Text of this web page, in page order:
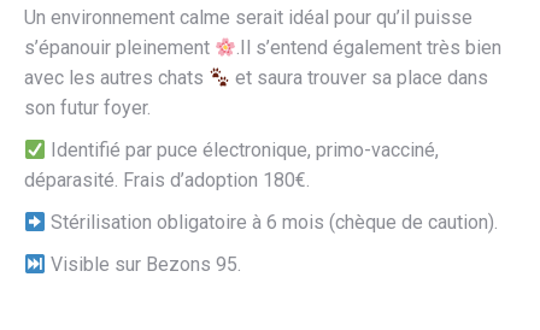
Un environnement calme serait idéal pour qu’il puisse
s’épanouir pleinement
.Il s’entend également très bien
avec les autres chats
et saura trouver sa place dans
son futur foyer.
Identifié par puce électronique, primo-vacciné,
déparasité. Frais d’adoption 180€.
Stérilisation obligatoire à 6 mois (chèque de caution).
Visible sur Bezons 95.